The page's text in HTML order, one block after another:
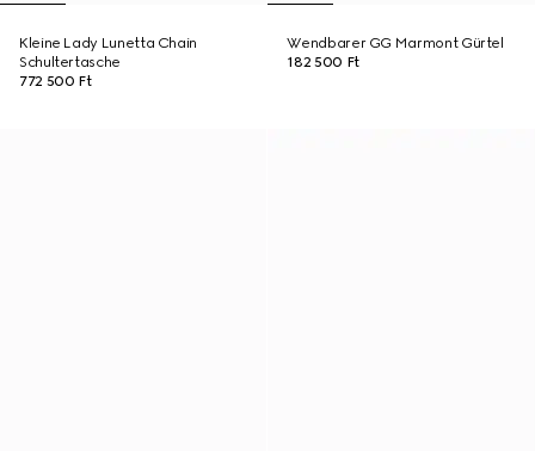
Kleine Lady Lunetta Chain
Schultertasche
772 500 Ft
Wendbarer GG Marmont Gürtel
182 500 Ft